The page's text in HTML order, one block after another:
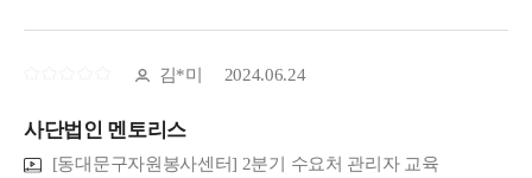
김*미 2024.06.24
사단법인 멘토리스
[동대문구자원봉사센터] 2분기 수요처 관리자 교육